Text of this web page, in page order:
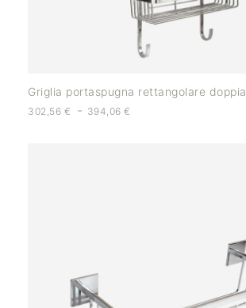
Griglia portaspugna rettangolare doppia
302,56 € - 394,06€